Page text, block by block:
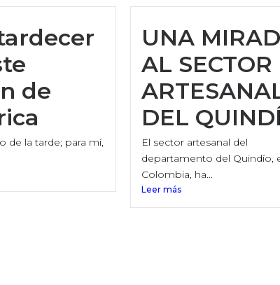
de
de la tarde; para mí,
UNA
AL SECTOR
DEL
El sector artesanal del
departamento del Quindío,
Colombia, ha...
Leer más